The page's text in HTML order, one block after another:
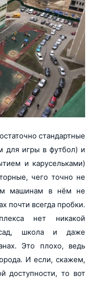
стандартные
для игры в футбол) и
и карусельками)
чего точно не
машинам в нём не
почти всегда пробки.
нет никакой
сад, школа и даже
Это плохо, ведь
И если, скажем,
доступности, то вот